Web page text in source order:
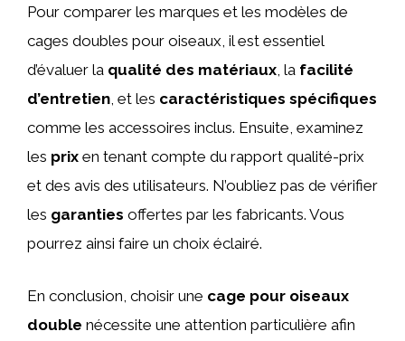
Pour comparer les marques et les modèles de
cages doubles pour oiseaux, il est essentiel
d’évaluer la qualité des matériaux, la facilité
d’entretien, et les caractéristiques spécifiques
comme les accessoires inclus. Ensuite, examinez
les prix en tenant compte du rapport qualité-prix
et des avis des utilisateurs. N’oubliez pas de vérifier
les garanties offertes par les fabricants. Vous
pourrez ainsi faire un choix éclairé.
En conclusion, choisir une cage pour oiseaux
double nécessite une attention particulière afin